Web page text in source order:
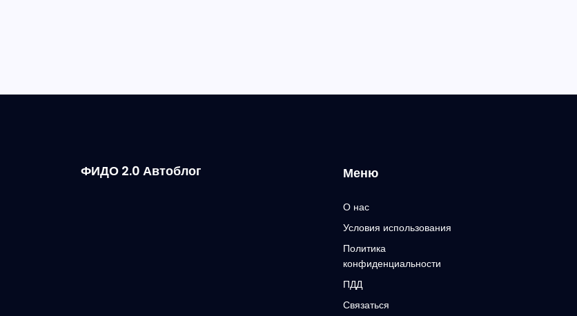
ФИДО 2.0 Автоблог Меню
О нас
Условия использования
Политика
конфиденциальности
ПДД
Связаться